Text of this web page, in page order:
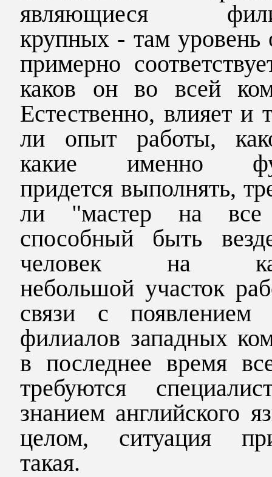
являющиеся
крупных - там уровень
примерно
каков он во всей
Естественно, влияет и
ли опыт работы,
какие именно
придется выполнять,
ли "мастер на все
способный быть
человек на
небольшой участок
связи с
филиалов западных
в последнее время
требуются
знанием английского
целом, ситуация
такая.